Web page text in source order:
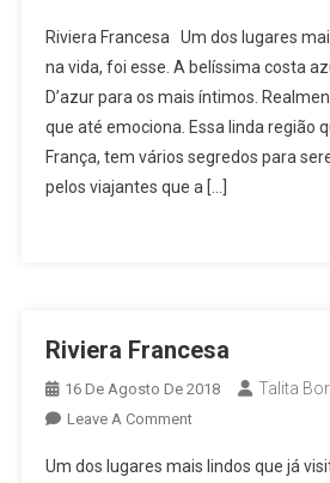
Francesa
Riviera Francesa Um dos lugares
na vida, foi esse. A belíssima costa
D’azur para os mais íntimos.
que até emociona. Essa linda região
França, tem vários segredos para
pelos viajantes que a […]
Riviera Francesa
16 De Agosto De 2018 Talita
Leave A CommentOn
Francesa
Um dos lugares mais lindos que já